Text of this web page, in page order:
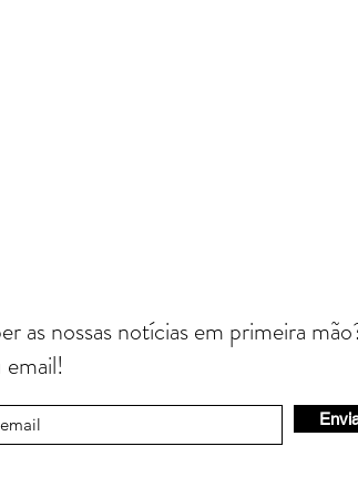
as nossas notícias em primeira